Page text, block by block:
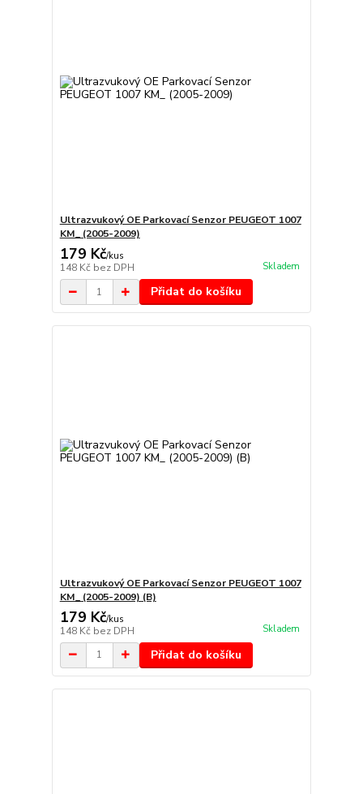
Ultrazvukový OE Parkovací Senzor PEUGEOT 1007
KM_ (2005-2009)
179 Kč/kus
148 Kč bez DPH Skladem
Přidat do košíku
Ultrazvukový OE Parkovací Senzor PEUGEOT 1007
KM_ (2005-2009) (B)
179 Kč/kus
148 Kč bez DPH Skladem
Přidat do košíku